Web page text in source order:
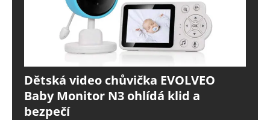
Dětská video chůvička EVOLVEO
Baby Monitor N3 ohlídá klid a
bezpečí